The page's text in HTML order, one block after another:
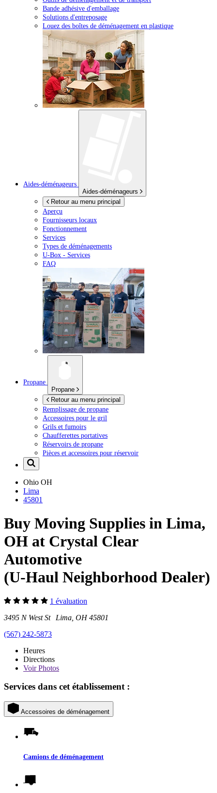
Bande adhésive d'emballage
Solutions d'entreposage
Louez des boîtes de déménagement en plastique
Aides-déménageurs
Aides-déménageurs
Retour au menu principal
Aperçu
Fournisseurs locaux
Fonctionnement
Services
Types de déménagements
U-Box - Services
FAQ
Propane
Propane
Retour au menu principal
Remplissage de propane
Accessoires pour le gril
Grils et fumoirs
Chaufferettes portatives
Réservoirs de propane
Pièces et accessoires pour réservoir
Ohio OH
Lima
45801
Buy Moving Supplies in Lima,
OH at Crystal Clear
Automotive
(U-Haul Neighborhood Dealer)
1 évaluation
3495 N West St Lima, OH 45801
(567) 242-5873
Heures
Directions
VoirPhotos
Services dans cet établissement :
Accessoires de déménagement
Camions de déménagement